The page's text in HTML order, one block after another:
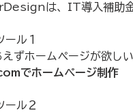
は、IT導入補助金
ル１
えずホームページが欲し
でホームページ制作
ル２